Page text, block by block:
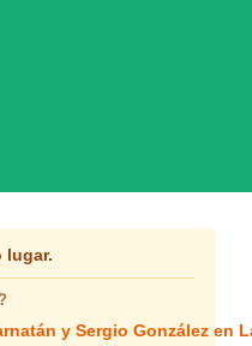
lugar.
y Sergio González en